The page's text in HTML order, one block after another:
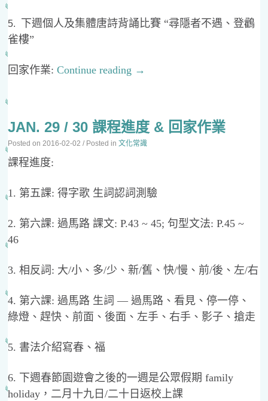
5.
下週個人及集體唐詩背誦比賽 “尋隱者不遇、登鸛
雀樓”
回家作業:Continue reading →
JAN. 29 / 30 課程進度 & 回家作業
Posted on2016-02-02 / Posted in文化常識
課程進度:
1. 第五課: 得字歌 生詞認詞測驗
2. 第六課: 過馬路 課文: P.43 ~ 45; 句型文法: P.45 ~
46
3. 相反詞: 大/小、多/少、新/舊、快/慢、前/後、左/右
4. 第六課: 過馬路 生詞 — 過馬路、看見、停一停、
綠燈、趕快、前面、後面、左手、右手、影子、搶走
5. 書法介紹寫春、福
6. 下週春節園遊會之後的一週是公眾假期 family
holiday，二月十九日/二十日返校上課